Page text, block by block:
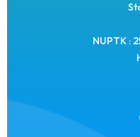
NUPTK :